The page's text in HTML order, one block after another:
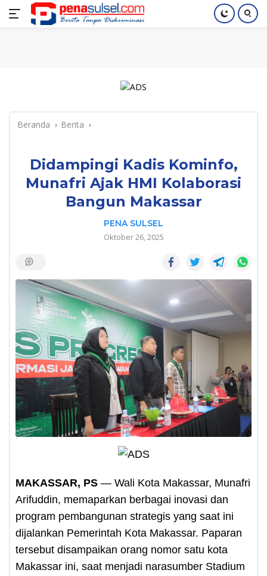
Langsung
Home Nasional Pendidikan Index
Beranda Berita
Didampingi Kadis Kominfo,
Munafri Ajak HMI Kolaborasi
Bangun Makassar
PENA SULSEL
Oktober 26, 2025
MAKASSAR, PS — Wali Kota Makassar, Munafri
Arifuddin, memaparkan berbagai inovasi dan
program pembangunan strategis yang saat ini
dijalankan Pemerintah Kota Makassar. Paparan
tersebut disampaikan orang nomor satu kota
Makassar ini, saat menjadi narasumber Stadium